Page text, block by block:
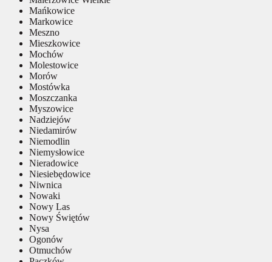
Mańkowice
Markowice
Meszno
Mieszkowice
Mochów
Molestowice
Morów
Mostówka
Moszczanka
Myszowice
Nadziejów
Niedamirów
Niemodlin
Niemysłowice
Nieradowice
Niesiebędowice
Niwnica
Nowaki
Nowy Las
Nowy Świętów
Nysa
Ogonów
Otmuchów